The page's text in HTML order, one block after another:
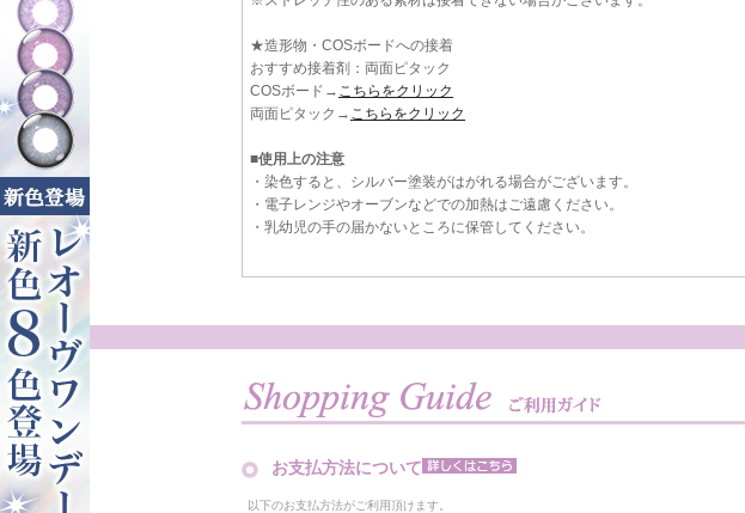
★造形物・COSボードへの接着
おすすめ接着剤：両面ピタック
COSボード→ こちらをクリック
両面ピタック→ こちらをクリック
■使用上の注意
・染色すると、シルバー塗装がはがれる場合がございます。
・電子レンジやオーブンなどでの加熱はご遠慮ください。
・乳幼児の手の届かないところに保管してください。
お支払方法について
以下のお支払方法がご利用頂けます。